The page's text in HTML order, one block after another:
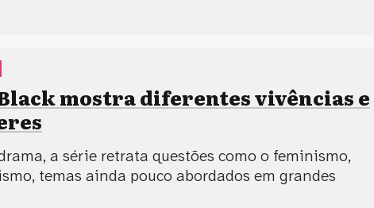
mostra diferentes vivências e
a série retrata questões como o feminismo,
temas ainda pouco abordados em grandes